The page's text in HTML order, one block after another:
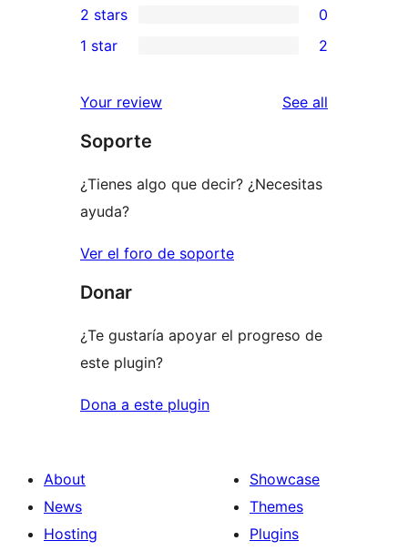
reviews
star
reviews
3-
star
2-
reviews
2 stars 0
star
reviews
1 star 2
Your review See all
Soporte
¿Tienes algo que decir? ¿Necesitas
ayuda?
Ver el foro de soporte
Donar
¿Te gustaría apoyar el progreso de
este plugin?
Dona a este plugin
About
News
Hosting
Showcase
Themes
Plugins